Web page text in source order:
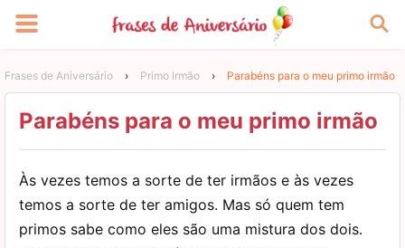
Frases de Aniversário › Primo Irmão › Parabéns para o meu primo irmão
Parabéns para o meu primo irmão
Às vezes temos a sorte de ter irmãos e às vezes
temos a sorte de ter amigos. Mas só quem tem
primos sabe como eles são uma mistura dos dois.